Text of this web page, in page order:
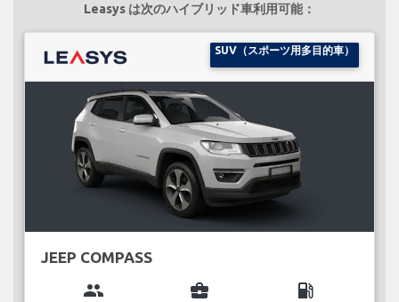
Leasys は次のハイブリッド車利用可能：
SUV（スポーツ用多目的車）
JEEP COMPASS
group business_center local_gas_station